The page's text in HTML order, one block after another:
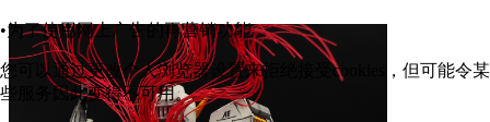
•为了使用网上广告的再营销功能
您可以通过更改个人浏览器设置来拒绝接受cookies，但可能令某
些服务因此变得不可用。